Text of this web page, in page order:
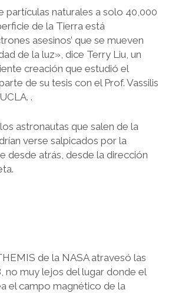
partículas naturales a solo 40,000
de la Tierra está
asesinos’ que se mueven
de la luz», dice Terry Liu, un
creación que estudió el
de su tesis con el Prof. Vassilis
.
astronautas que salen de la
verse salpicados por la
desde atrás, desde la dirección
de la NASA atravesó las
no muy lejos del lugar donde el
el campo magnético de la